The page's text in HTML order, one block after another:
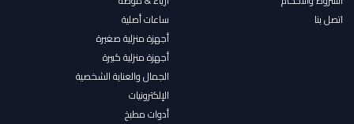
اتصل بنا
ساعات أصلية
أجهزة منزلية صغيرة
أجهزة منزلية كبيرة
الجمال والعناية الشخصية
الإلكترونيات
أدوات مطبخ